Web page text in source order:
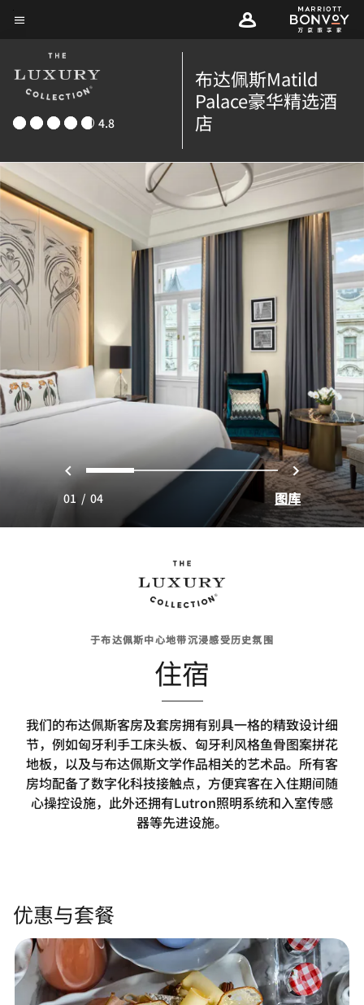
Skip
content
4.8
布达佩斯Matild
Palace豪华精选酒
店
上一页
0 1 2 3 下一页
01 / 04 图库
于布达佩斯中心地带沉浸感受历史氛围
住宿
我们的布达佩斯客房及套房拥有别具一格的精致设计细
节，例如匈牙利手工床头板、匈牙利风格鱼骨图案拼花
地板，以及与布达佩斯文学作品相关的艺术品。所有客
房均配备了数字化科技接触点，方便宾客在入住期间随
心操控设施，此外还拥有Lutron照明系统和入室传感
器等先进设施。
优惠与套餐